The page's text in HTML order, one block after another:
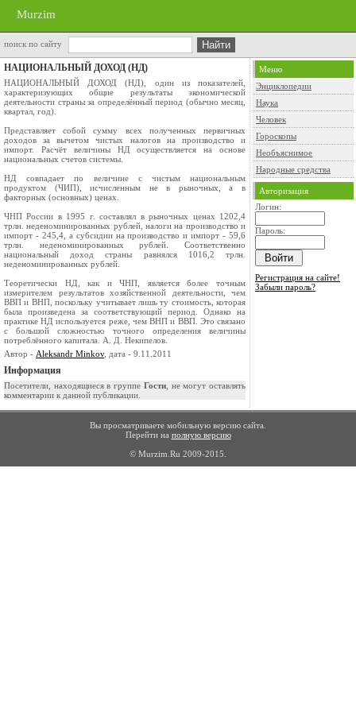
Murzim
поиск по сайту
НАЦИОНАЛЬНЫЙ ДОХОД (НД)
НАЦИОНАЛЬНЫЙ ДОХОД (НД), один из показателей,
характеризующих общие результаты экономической
деятельности страны за определённый период (обычно месяц,
квартал, год).
Представляет собой сумму всех полученных первичных
доходов за вычетом чистых налогов на производство и
импорт. Расчёт величины НД осуществляется на основе
национальных счетов системы.
НД совпадает по величине с чистым национальным
продуктом (ЧИП), исчисленным не в рыночных, а в
факторных (основных) ценах.
ЧНП России в 1995 г. составлял в рыночных ценах 1202,4
трлн. неденоминированных рублей, налоги на производство и
импорт - 245,4, а субсидии на производство и импорт - 59,6
трлн. неденоминированных рублей. Соответственно
национальный доход страны равнялся 1016,2 трлн.
неденоминированных рублей.
Теоретически НД, как и ЧНП, является более точным
измерителем результатов хозяйственной деятельности, чем
ВВП и ВНП, поскольку учитывает лишь ту стоимость, которая
была произведена за соответствующий период. Однако на
практике НД используется реже, чем ВНП и ВВП. Это связано
с большой сложностью точного определения величины
потреблённого капитала. А. Д. Некипелов.
Автор - Aleksandr Minkov, дата - 9.11.2011
Информация
Посетители, находящиеся в группе Гости, не могут оставлять
комментарии к данной публикации.
Меню
Энциклопедии
Наука
Человек
Гороскопы
Необъяснимое
Народные средства
Авторизация
Логин:
Пароль:
Регистрация на сайте!
Забыли пароль?
Вы просматриваете мобильную версию сайта.
Перейти на полную версию
© Murzim.Ru 2009-2015.